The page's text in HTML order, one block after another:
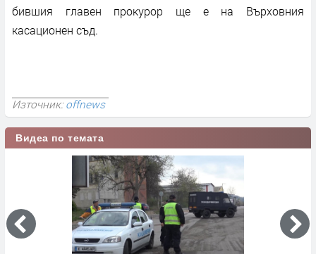
бившия главен прокурор ще е на Върховния
касационен съд.
Източник:offnews
Видеа по темата